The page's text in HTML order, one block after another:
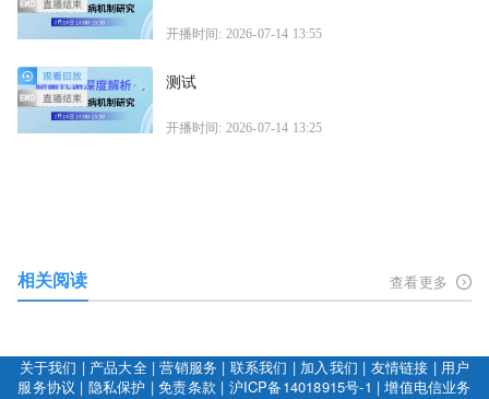
开播时间: 2026-07-14 13:55
测试
开播时间: 2026-07-14 13:25
相关阅读 查看更多
关于我们 | 产品大全|营销服务 | 联系我们 | 加入我们 | 友情链接 | 用户
服务协议 | 隐私保护 |免责条款 | 沪ICP备14018915号-1 |增值电信业务